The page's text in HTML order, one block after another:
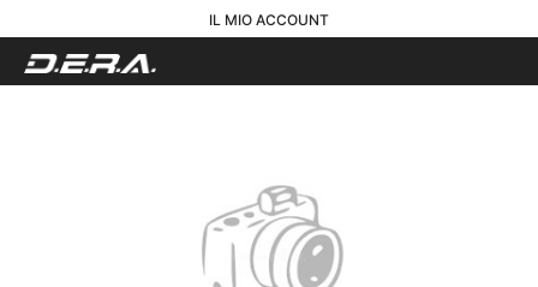
IL MIO ACCOUNT